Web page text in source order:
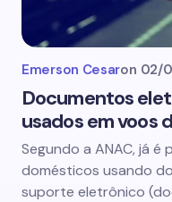
Emerson Cesaron 02/
Documentos
usados em voos
Segundo a ANAC, já
domésticos usando
suporte eletrônico